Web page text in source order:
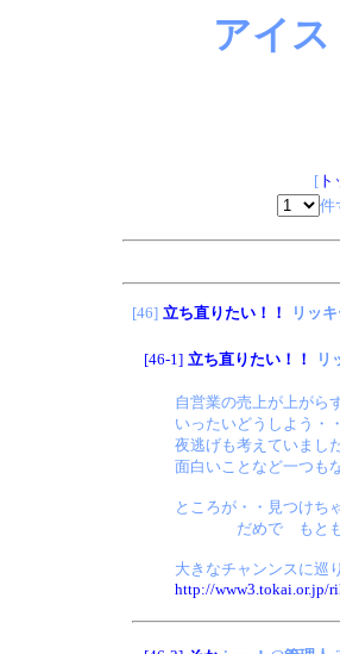
アイ
[ト
件
[46] 立ち直りたい！！ リッ
[46-1] 立ち直りたい！！ リ
自営業の売上が上が
いったいどうしよう・
夜逃げも考えていま
面白いことなど一つ
ところが・・見つけ
だめで もとも
大きなチャンンスに巡
http://www3.tokai.or.jp/